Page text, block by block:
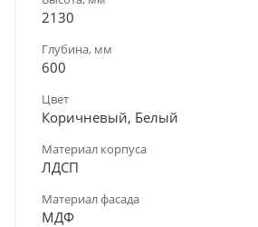
2130
Глубина, мм
600
Цвет
Коричневый, Белый
Материал корпуса
ЛДСП
Материал фасада
МДФ